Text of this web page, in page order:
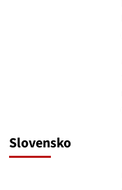
Slovensko